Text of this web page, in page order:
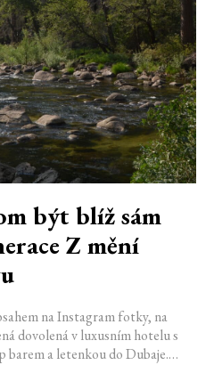
být blíž sám
Z mění
na Instagram fotky, na
dovolená v luxusním hotelu s
barem a letenkou do Dubaje.